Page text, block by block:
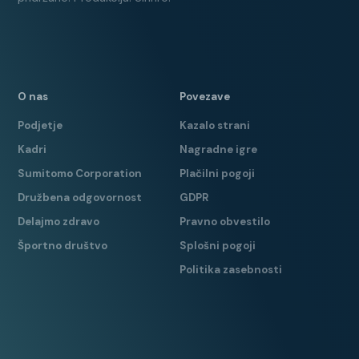
MATIJA RODE
Prodajni specialist
t:+386 1 25 25 134
m:+386 51 634 826
e:matija.rode@summitavto.si
O nas
Podjetje
Kadri
Sumitomo Corporation
Družbena odgovornost
Delajmo zdravo
Športno društvo
Povezave
Kazalo strani
Nagradne igre
Plačilni pogoji
GDPR
Pravno obvestilo
Splošni pogoji
Politika zasebnosti